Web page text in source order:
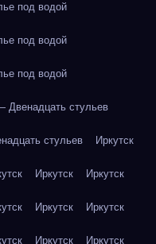
под водой
под водой
под водой
стульев
стульев Иркутск
Иркутск Иркутск
Иркутск Иркутск
Иркутск Иркутск